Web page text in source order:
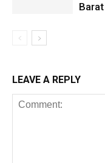
Barat
LEAVE A REPLY